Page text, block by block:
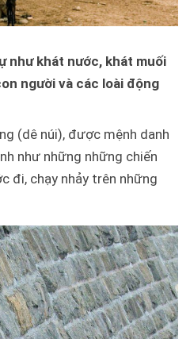
như khát nước, khát muối
người và các loài động
(dê núi), được mệnh danh
như những những chiến
đi, chạy nhảy trên những